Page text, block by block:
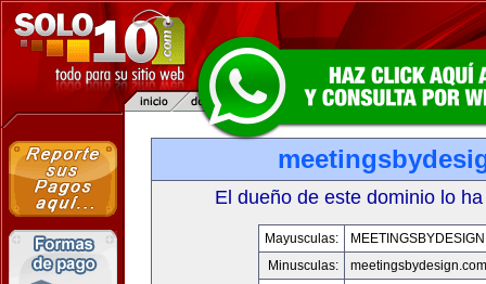
El dueño de este dominio lo
Mayusculas:
Minusculas:
meetingsbydesign.com